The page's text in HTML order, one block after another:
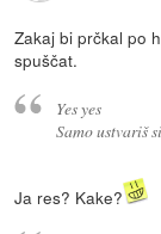
Zakaj bi prčkal po
spuščat.
Yes yes
Samo ustvariš
Ja res? Kake?